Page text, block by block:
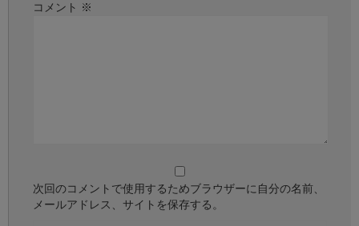
コメント ※
次回のコメントで使用するためブラウザーに自分の名前、
メールアドレス、サイトを保存する。